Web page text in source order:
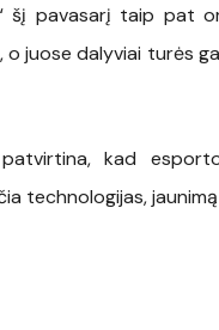
šį pavasarį taip pat
o juose dalyviai turės
kad
technologijas,